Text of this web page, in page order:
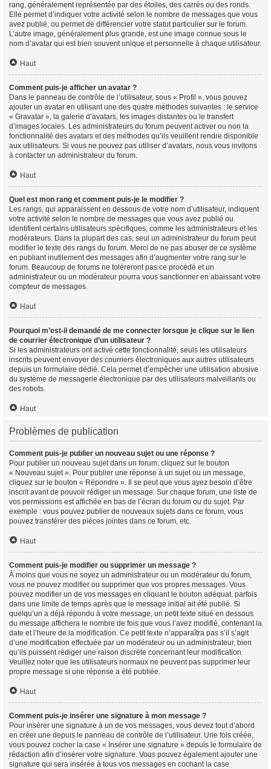
rang, généralement représentée par des étoiles, des carrés ou des ronds.
Elle permet d’indiquer votre activité selon le nombre de messages que vous
avez publié, ou permet de différencier votre statut particulier sur le forum.
L’autre image, généralement plus grande, est une image connue sous le
nom d’avatar qui est bien souvent unique et personnelle à chaque utilisateur.
Haut
Comment puis-je afficher un avatar ?
Dans le panneau de contrôle de l’utilisateur, sous « Profil », vous pouvez
ajouter un avatar en utilisant une des quatre méthodes suivantes : le service
« Gravatar », la galerie d’avatars, les images distantes ou le transfert
d’images locales. Les administrateurs du forum peuvent activer ou non la
fonctionnalité des avatars et des méthodes qu’ils veuillent rendre disponible
aux utilisateurs. Si vous ne pouvez pas utiliser d’avatars, nous vous invitons
à contacter un administrateur du forum.
Haut
Quel est mon rang et comment puis-je le modifier ?
Les rangs, qui apparaissent en dessous de votre nom d’utilisateur, indiquent
votre activité selon le nombre de messages que vous avez publié ou
identifient certains utilisateurs spécifiques, comme les administrateurs et les
modérateurs. Dans la plupart des cas, seul un administrateur du forum peut
modifier le texte des rangs du forum. Merci de ne pas abuser de ce système
en publiant inutilement des messages afin d’augmenter votre rang sur le
forum. Beaucoup de forums ne toléreront pas ce procédé et un
administrateur ou un modérateur pourra vous sanctionner en abaissant votre
compteur de messages.
Haut
Pourquoi m’est-il demandé de me connecter lorsque je clique sur le lien
de courrier électronique d’un utilisateur ?
Si les administrateurs ont activé cette fonctionnalité, seuls les utilisateurs
inscrits peuvent envoyer des courriers électroniques aux autres utilisateurs
depuis un formulaire dédié. Cela permet d’empêcher une utilisation abusive
du système de messagerie électronique par des utilisateurs malveillants ou
des robots.
Haut
Problèmes de publication
Comment puis-je publier un nouveau sujet ou une réponse ?
Pour publier un nouveau sujet dans un forum, cliquez sur le bouton
« Nouveau sujet ». Pour publier une réponse à un sujet ou un message,
cliquez sur le bouton « Répondre ». Il se peut que vous ayez besoin d’être
inscrit avant de pouvoir rédiger un message. Sur chaque forum, une liste de
vos permissions est affichée en bas de l’écran du forum ou du sujet. Par
exemple : vous pouvez publier de nouveaux sujets dans ce forum, vous
pouvez transférer des pièces jointes dans ce forum, etc.
Haut
Comment puis-je modifier ou supprimer un message ?
À moins que vous ne soyez un administrateur ou un modérateur du forum,
vous ne pouvez modifier ou supprimer que vos propres messages. Vous
pouvez modifier un de vos messages en cliquant le bouton adéquat, parfois
dans une limite de temps après que le message initial ait été publié. Si
quelqu’un a déjà répondu à votre message, un petit texte situé en dessous
du message affichera le nombre de fois que vous l’avez modifié, contenant la
date et l’heure de la modification. Ce petit texte n’apparaîtra pas s’il s’agit
d’une modification effectuée par un modérateur ou un administrateur, bien
qu’ils puissent rédiger une raison discrète concernant leur modification.
Veuillez noter que les utilisateurs normaux ne peuvent pas supprimer leur
propre message si une réponse a été publiée.
Haut
Comment puis-je insérer une signature à mon message ?
Pour insérer une signature à un de vos messages, vous devez tout d’abord
en créer une depuis le panneau de contrôle de l’utilisateur. Une fois créée,
vous pouvez cocher la case « Insérer une signature » depuis le formulaire de
rédaction afin d’insérer votre signature. Vous pouvez également ajouter une
signature qui sera insérée à tous vos messages en cochant la case